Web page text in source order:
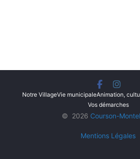
Notre VillageVie municipaleAnimation,
Vos démarches
© 2026 Courson-
Mentions Légales